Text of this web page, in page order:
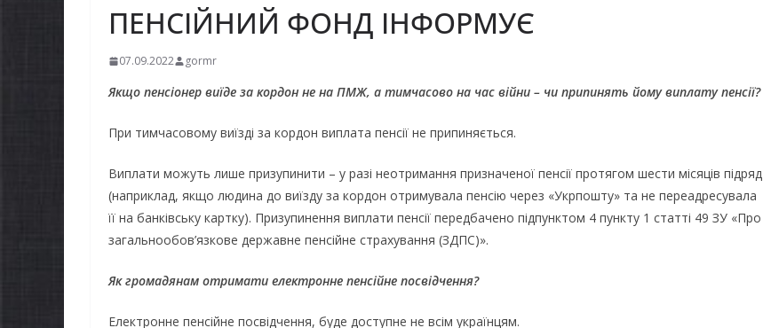
ПЕНСІЙНИЙ ФОНД ІНФОРМУЄ
07.09.2022 gormr
Якщо пенсіонер виїде за кордон не на ПМЖ, а тимчасово на час війни – чи припинять йому виплату пенсії?
При тимчасовому виїзді за кордон виплата пенсії не припиняється.
Виплати можуть лише призупинити – у разі неотримання призначеної пенсії протягом шести місяців підряд
(наприклад, якщо людина до виїзду за кордон отримувала пенсію через «Укрпошту» та не переадресувала
її на банківську картку). Призупинення виплати пенсії передбачено підпунктом 4 пункту 1 статті 49 ЗУ «Про
загальнообов’язкове державне пенсійне страхування (ЗДПС)».
Як громадянам отримати електронне пенсійне посвідчення?
Електронне пенсійне посвідчення, буде доступне не всім українцям.